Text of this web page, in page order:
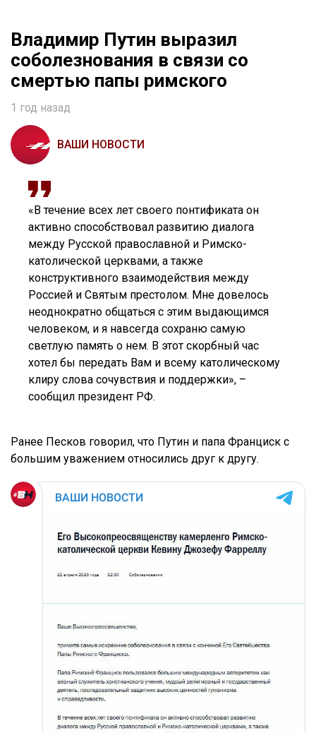
Владимир Путин выразил
соболезнования в связи со
смертью папы римского
1 год назад
ВАШИ НОВОСТИ
«В течение всех лет своего понтификата он
активно способствовал развитию диалога
между Русской православной и Римско-
католической церквами, а также
конструктивного взаимодействия между
Россией и Святым престолом. Мне довелось
неоднократно общаться с этим выдающимся
человеком, и я навсегда сохраню самую
светлую память о нем. В этот скорбный час
хотел бы передать Вам и всему католическому
клиру слова сочувствия и поддержки», –
сообщил президент РФ.
Ранее Песков говорил, что Путин и папа Франциск с
большим уважением относились друг к другу.